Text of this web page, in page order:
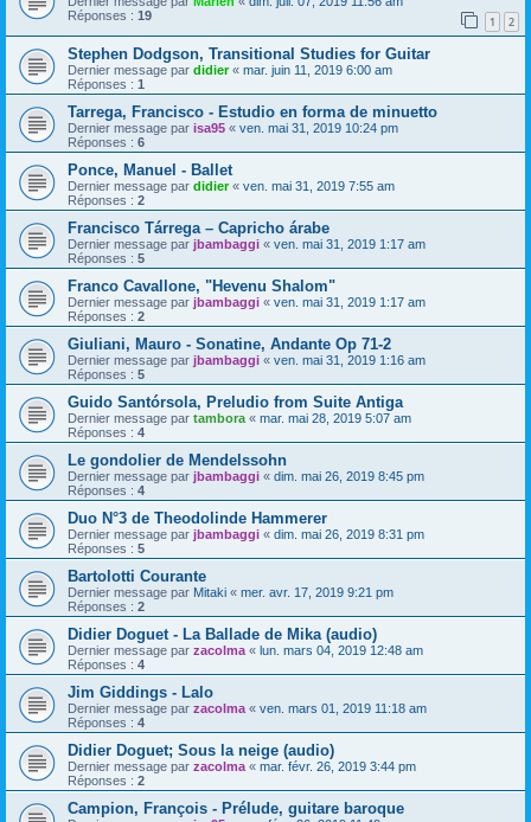
Réponses : 19 1 2
Stephen Dodgson, Transitional Studies for Guitar
Dernier message par didier« mar. juin 11, 2019 6:00 am
Réponses : 1
Tarrega, Francisco - Estudio en forma de minuetto
Dernier message par isa95 « ven. mai 31, 2019 10:24 pm
Réponses : 6
Ponce, Manuel - Ballet
Dernier message par didier« ven. mai 31, 2019 7:55 am
Réponses : 2
Francisco Tárrega – Capricho árabe
Dernier message par jbambaggi « ven. mai 31, 2019 1:17 am
Réponses : 5
Franco Cavallone, "Hevenu Shalom"
Dernier message par jbambaggi « ven. mai 31, 2019 1:17 am
Réponses : 2
Giuliani, Mauro - Sonatine, Andante Op 71-2
Dernier message par jbambaggi « ven. mai 31, 2019 1:16 am
Réponses : 5
Guido Santórsola, Preludio from Suite Antiga
Dernier message par tambora « mar. mai 28, 2019 5:07 am
Réponses : 4
Le gondolier de Mendelssohn
Dernier message par jbambaggi « dim. mai 26, 2019 8:45 pm
Réponses : 4
Duo N°3 de Theodolinde Hammerer
Dernier message par jbambaggi « dim. mai 26, 2019 8:31 pm
Réponses : 5
Bartolotti Courante
Dernier message par Mitaki « mer. avr. 17, 2019 9:21 pm
Réponses : 2
Didier Doguet - La Ballade de Mika (audio)
Dernier message par zacolma « lun. mars 04, 2019 12:48 am
Réponses : 4
Jim Giddings - Lalo
Dernier message par zacolma « ven. mars 01, 2019 11:18 am
Réponses : 4
Didier Doguet; Sous la neige (audio)
Dernier message par zacolma « mar. févr. 26, 2019 3:44 pm
Réponses : 2
Campion, François - Prélude, guitare baroque